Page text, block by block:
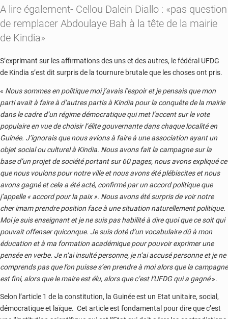
A lire également- Cellou Dalein Diallo : «pas question
de remplacer Abdoulaye Bah à la tête de la mairie
de Kindia»
S’exprimant sur les affirmations des uns et des autres, le fédéral UFDG
de Kindia s’est dit surpris de la tournure brutale que les choses ont pris.
« Nous sommes en politique moi j’avais l’espoir et je pensais que mon
parti avait à faire à d’autres partis à Kindia pour la conquête de la mairie
dans le cadre d’un régime démocratique qui met l’accent sur le vote
populaire en vue de choisir l’élite gouvernante dans chaque localité en
Guinée. J’ignorais que nous avions à faire à une association ayant un
objet social ou culturel à Kindia. Nous avons fait la campagne sur la
base d’un projet de société portant sur 60 pages, nous avons expliqué ce
que nous voulons pour notre ville et nous avons été plébiscites et nous
avons gagné et cela a été acté, confirmé par un accord politique que
j’appelle « accord pour la paix ». Nous avons été surpris de voir notre
cher imam prendre position face à une situation naturellement politique.
Moi je suis enseignant et je ne suis pas habilité à dire quoi que ce soit qui
pouvait offenser quiconque. Je suis doté d’un vocabulaire dû à mon
éducation et à ma formation académique pour pouvoir exprimer une
pensée en verbe. Je n’ai insulté personne, je n’ai accusé personne et je ne
comprends pas que l’on puisse s’en prendre à moi alors que la campagne
est fini, alors que le maire est élu, alors que c’est l’UFDG qui a gagné».
Selon l’article 1 de la constitution, la Guinée est un Etat unitaire, social,
démocratique et laïque. Cet article est fondamental pour dire que c’est